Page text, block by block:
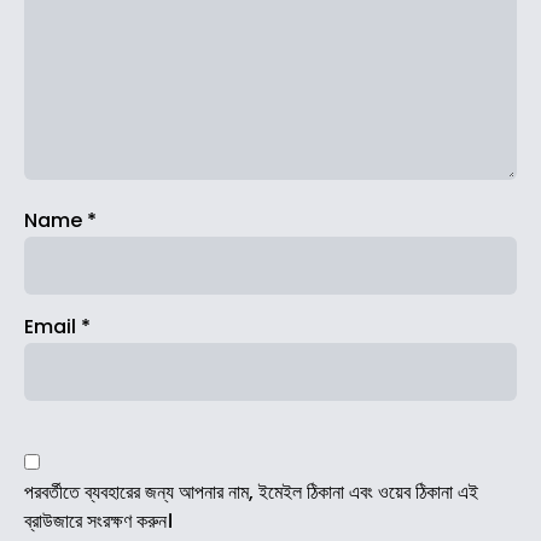
Name *
Email *
পরবর্তীতে ব্যবহারের জন্য আপনার নাম, ইমেইল ঠিকানা এবং ওয়েব ঠিকানা এই
ব্রাউজারে সংরক্ষণ করুন।